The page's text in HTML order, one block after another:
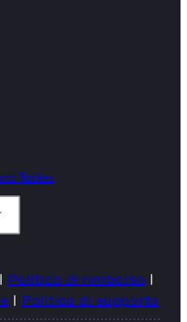
Tables
| Politica di rimborso |
| Politica di supporto